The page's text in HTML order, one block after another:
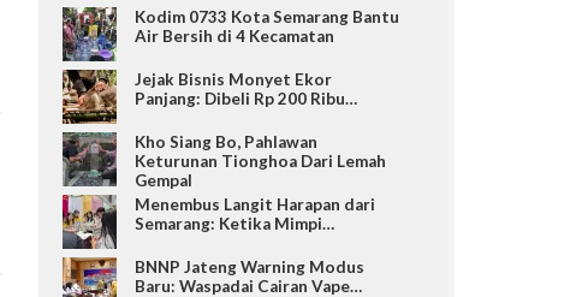
Kodim 0733 Kota Semarang Bantu
Air Bersih di 4 Kecamatan
Jejak Bisnis Monyet Ekor
Panjang: Dibeli Rp 200 Ribu…
Kho Siang Bo, Pahlawan
Keturunan Tionghoa Dari Lemah
Gempal
Menembus Langit Harapan dari
Semarang: Ketika Mimpi…
BNNP Jateng Warning Modus
Baru: Waspadai Cairan Vape…